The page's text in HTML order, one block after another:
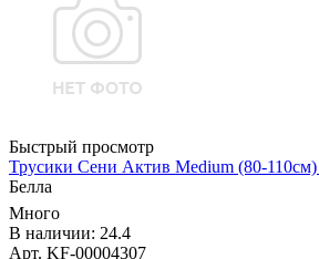
Быстрый просмотр
Трусики Сени Актив Medium (80-
Белла
Много
В наличии: 24.4
Арт. KF-00004307